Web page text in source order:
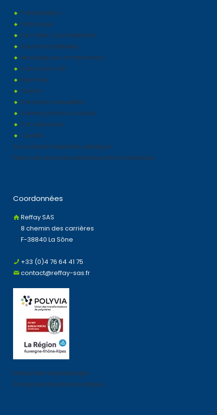
Présentation
Historique
De l'idée à la réalisation
Injection plastique
Moulage par compression
Impression 3D
Marchés
Clients
Dernières actualités
Galerie photos & vidéos
Parc Machine
Qualité
Sous traitant injection plastique
Fabricant de boite plastique et bac plastique
Coordonnées
Reffay SAS
8 chemin des carrières
F-38840 La Sône
+33 (0)4 76 64 41 75
contact@reffay-sas.fr
Entreprise de plasturgie
Entreprise injection plastique